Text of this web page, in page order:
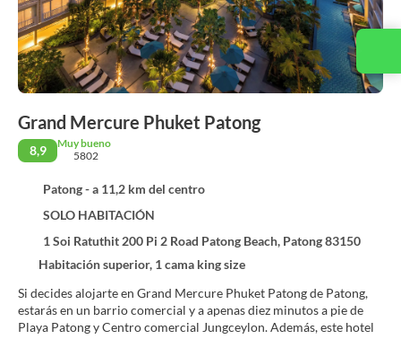
Grand Mercure Phuket Patong
8,9
Muy bueno
5802
Patong - a 11,2 km del centro
SOLO HABITACIÓN
1 Soi Ratuthit 200 Pi 2 Road Patong Beach, Patong 83150
Habitación superior, 1 cama king size
Si decides alojarte en Grand Mercure Phuket Patong de Patong,
estarás en un barrio comercial y a apenas diez minutos a pie de
Playa Patong y Centro comercial Jungceylon. Además, este hotel
Contacta con nosotros